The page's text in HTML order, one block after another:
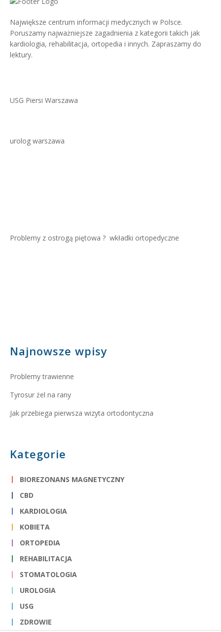
Największe centrum informacji medycznych w Polsce.
Poruszamy najważniejsze zagadnienia z kategorii takich jak
kardiologia, rehabilitacja, ortopedia i innych. Zapraszamy do
lektury.
USG Piersi Warszawa
urolog warszawa
Problemy z ostrogą piętowa ? wkładki ortopedyczne
Najnowsze wpisy
Problemy trawienne
Tyrosur żel na rany
Jak przebiega pierwsza wizyta ortodontyczna
Kategorie
BIOREZONANS MAGNETYCZNY
CBD
KARDIOLOGIA
KOBIETA
ORTOPEDIA
REHABILITACJA
STOMATOLOGIA
UROLOGIA
USG
ZDROWIE